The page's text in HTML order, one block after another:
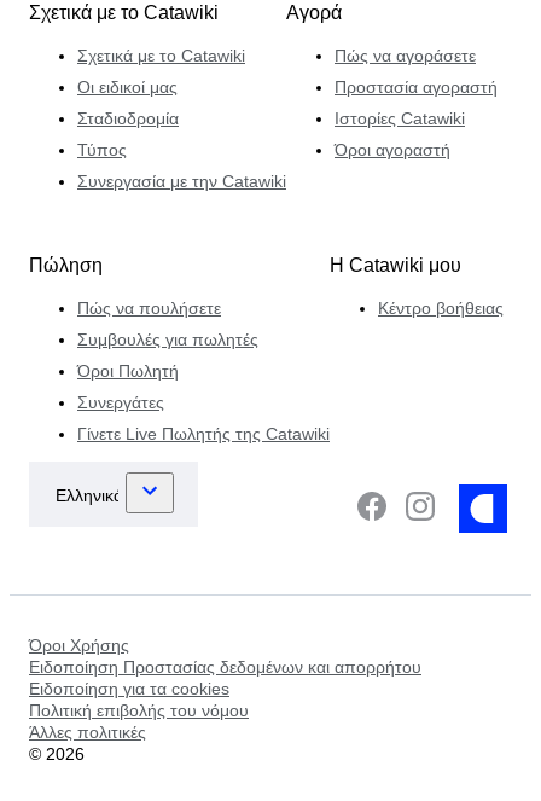
Σχετικά με το Catawiki
Σχετικά με το Catawiki
Οι ειδικοί μας
Σταδιοδρομία
Τύπος
Συνεργασία με την Catawiki
Αγορά
Πώς να αγοράσετε
Προστασία αγοραστή
Ιστορίες Catawiki
Όροι αγοραστή
Πώληση
Πώς να πουλήσετε
Συμβουλές για πωλητές
Όροι Πωλητή
Συνεργάτες
Γίνετε Live Πωλητής της Catawiki
Η Catawiki μου
Κέντρο βοήθειας
Όροι Χρήσης
Ειδοποίηση Προστασίας δεδομένων και απορρήτου
Ειδοποίηση για τα cookies
Πολιτική επιβολής του νόμου
Άλλες πολιτικές
© 2026